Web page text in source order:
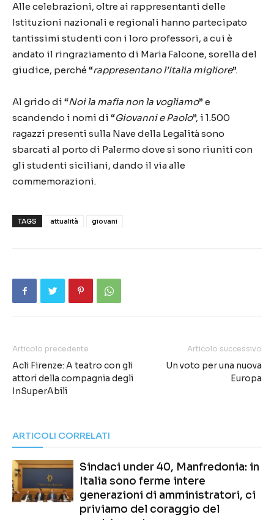
Alle celebrazioni, oltre ai rappresentanti delle
Istituzioni nazionali e regionali hanno partecipato
tantissimi studenti con i loro professori, a cui è
andato il ringraziamento di Maria Falcone, sorella del
giudice, perché “rappresentano l’Italia migliore”.
Al grido di “Noi la mafia non la vogliamo” e
scandendo i nomi di “Giovanni e Paolo”, i 1.500
ragazzi presenti sulla Nave della Legalità sono
sbarcati al porto di Palermo dove si sono riuniti con
gli studenti siciliani, dando il via alle
commemorazioni.
TAGS attualità giovani
Articolo precedente
Acli Firenze: A teatro con gli
attori della compagnia degli
InSuperAbili
Articolo successivo
Un voto per una nuova
Europa
ARTICOLI CORRELATI
Sindaci under 40, Manfredonia: in
Italia sono ferme intere
generazioni di amministratori, ci
priviamo del coraggio del